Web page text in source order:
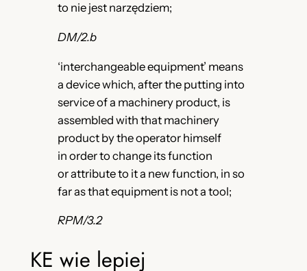
to nie jest narzędziem;
DM/2.b
‘interchangeable equipment’ means
a device which, after the putting into
service of a machinery product, is
assembled with that machinery
product by the operator himself
in order to change its function
or attribute to it a new function, in so
far as that equipment is not a tool;
RPM/3.2
KE wie lepiej